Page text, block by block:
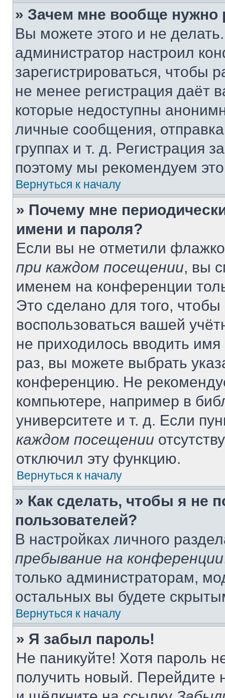
» Зачем мне вообще нужно
Вы можете этого и не
администратор настроил
зарегистрироваться, чтобы
не менее регистрация даёт
которые недоступны
личные сообщения,
группах и т. д. Регистрация
поэтому мы рекомендуем
Вернуться к началу
» Почему мне
имени и пароля?
Если вы не отметили
при каждом посещении, вы
именем на конференции
Это сделано для того, чтобы
воспользоваться вашей
не приходилось вводить
раз, вы можете выбрать
конференцию. Не
компьютере, например в
университете и т. д. Если
каждом посещении
отключил эту функцию.
Вернуться к началу
» Как сделать, чтобы я не
пользователей?
В настройках личного
пребывание на конференции
только администраторам,
остальных вы будете
Вернуться к началу
» Я забыл пароль!
Не паникуйте! Хотя пароль
получить новый. Перейдите